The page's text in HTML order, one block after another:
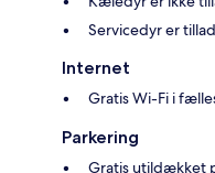
Servicedyr er
Internet
Gratis Wi-Fi i
Parkering
Gratis utildækket